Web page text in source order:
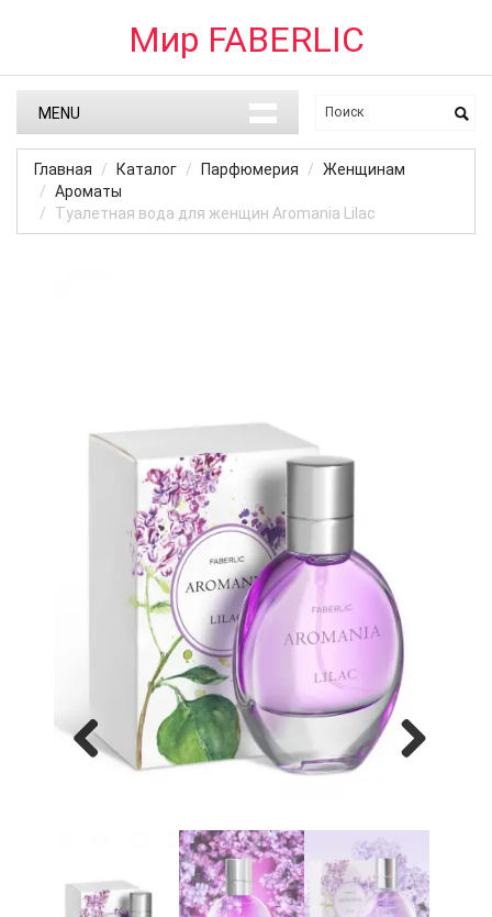
Мир FABERLIC
MENU
Главная Каталог Парфюмерия
Женщинам
Ароматы
Туалетная вода для женщин Aromania Lilac